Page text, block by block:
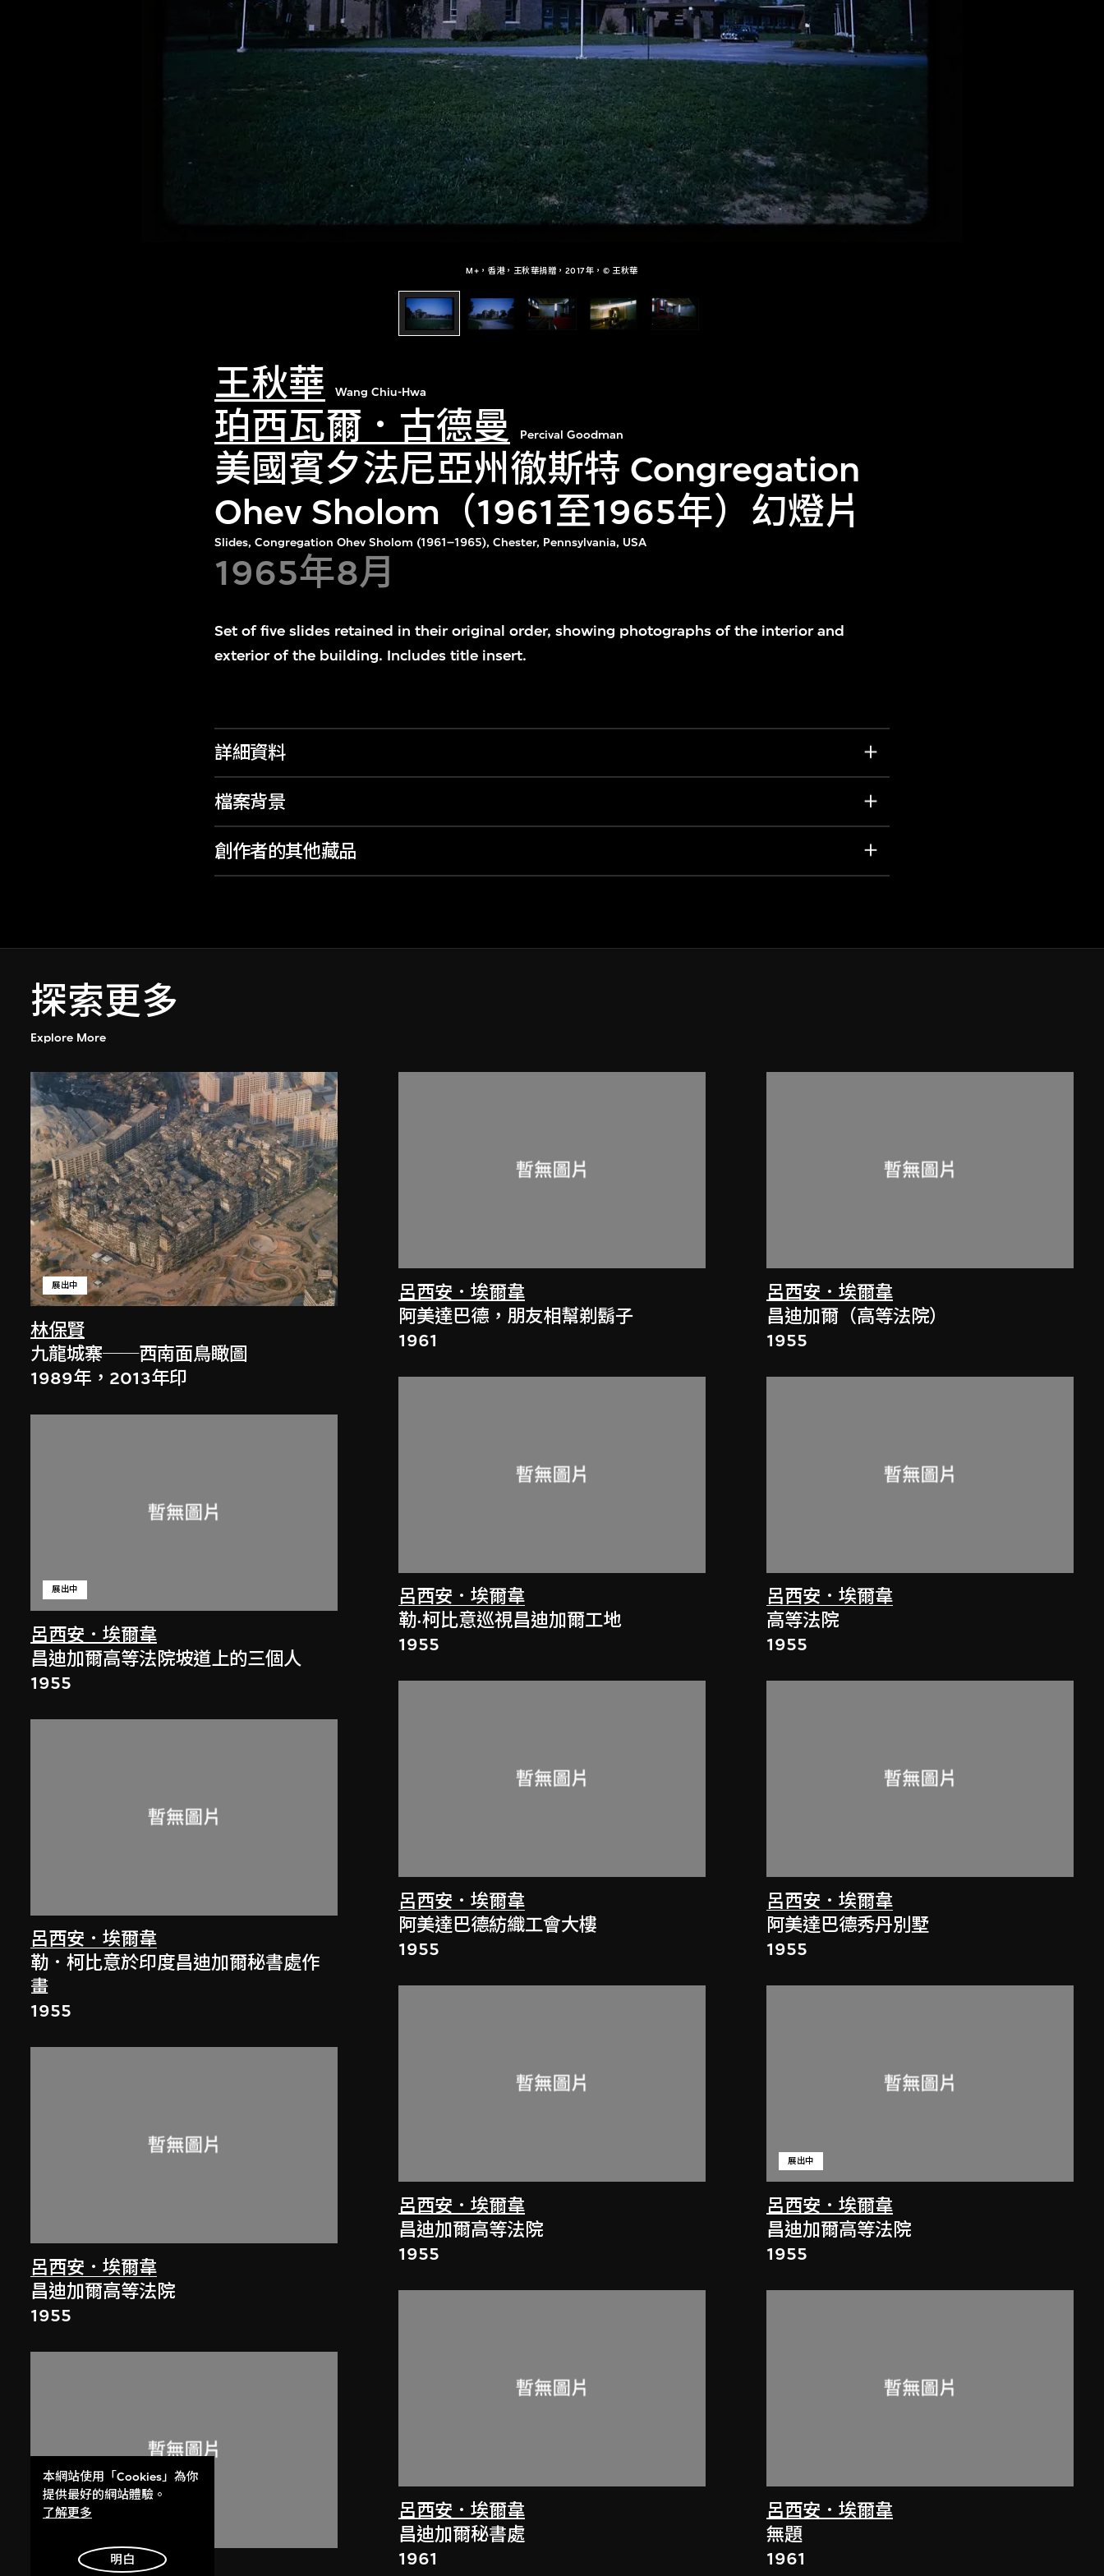
M+，香港，王秋華捐贈，2017年，© 王秋華
王秋華 Wang Chiu-Hwa
珀西瓦爾．古德曼 Percival Goodman
美國賓夕法尼亞州徹斯特 Congregation
Ohev Sholom（1961至1965年）幻燈片
Slides, Congregation Ohev Sholom (1961–1965), Chester, Pennsylvania, USA
1965年8月
Set of five slides retained in their original order, showing photographs of the interior and
exterior of the building. Includes title insert.
詳細資料
檔案背景
創作者的其他藏品
探索更多
Explore More
林保賢
展出中
九龍城寨──西南面鳥瞰圖
1989年，2013年印
呂西安．埃爾韋
展出中
昌迪加爾高等法院坡道上的三個人
1955
呂西安．埃爾韋
勒．柯比意於印度昌迪加爾秘書處作
畫
1955
呂西安．埃爾韋
昌迪加爾高等法院
1955
呂西安．埃爾韋
阿美達巴德，朋友相幫剃鬍子
1961
呂西安．埃爾韋
勒·柯比意巡視昌迪加爾工地
1955
呂西安．埃爾韋
阿美達巴德紡織工會大樓
1955
呂西安．埃爾韋
昌迪加爾高等法院
1955
呂西安．埃爾韋
昌迪加爾秘書處
1961
呂西安．埃爾韋
昌迪加爾（高等法院）
1955
呂西安．埃爾韋
高等法院
1955
呂西安．埃爾韋
阿美達巴德秀丹別墅
1955
呂西安．埃爾韋
展出中
昌迪加爾高等法院
1955
呂西安．埃爾韋
無題
1961
本網站使用「Cookies」為你
提供最好的網站體驗。
了解更多
明白